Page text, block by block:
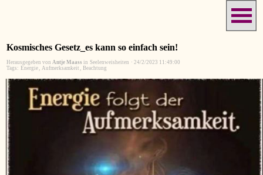
Kosmisches Gesetz_es kann so einfach sein!
Herausgegeben von Antje Maass in Seelenweisheiten · 24/2/2023 11:49:00
Tags: Energie, Aufmerksamkeit , Beachtung